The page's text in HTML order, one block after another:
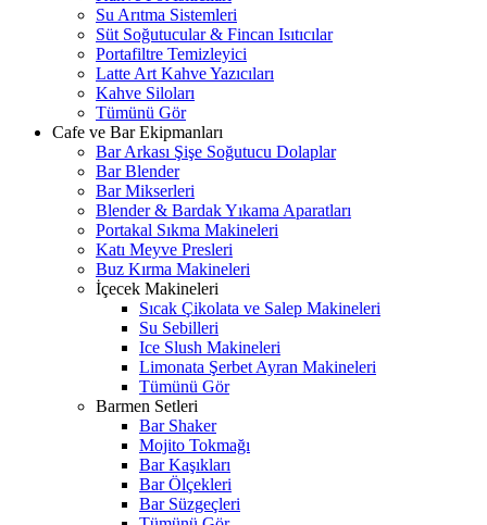
Su Arıtma Sistemleri
Süt Soğutucular & Fincan Isıtıcılar
Portafiltre Temizleyici
Latte Art Kahve Yazıcıları
Kahve Siloları
Tümünü Gör
Cafe ve Bar Ekipmanları
Bar Arkası Şişe Soğutucu Dolaplar
Bar Blender
Bar Mikserleri
Blender & Bardak Yıkama Aparatları
Portakal Sıkma Makineleri
Katı Meyve Presleri
Buz Kırma Makineleri
İçecek Makineleri
Sıcak Çikolata ve Salep Makineleri
Su Sebilleri
Ice Slush Makineleri
Limonata Şerbet Ayran Makineleri
Tümünü Gör
Barmen Setleri
Bar Shaker
Mojito Tokmağı
Bar Kaşıkları
Bar Ölçekleri
Bar Süzgeçleri